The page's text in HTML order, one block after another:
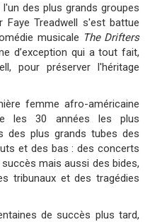
des plus grands groupes
Faye Treadwell s'est battue
musicale The Drifters
d’exception qui a tout fait,
pour préserver l'héritage
femme afro-américaine
les 30 années les plus
des plus grands tubes des
et des bas : des concerts
mais aussi des bides,
tribunaux et des tragédies
de succès plus tard,